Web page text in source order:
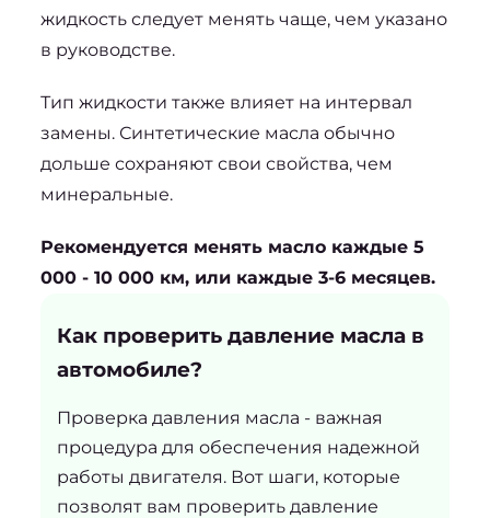
жидкость следует менять чаще, чем указано
в руководстве.
Тип жидкости также влияет на интервал
замены. Синтетические масла обычно
дольше сохраняют свои свойства, чем
минеральные.
Рекомендуется менять масло каждые 5
000 - 10 000 км, или каждые 3-6 месяцев.
Как проверить давление масла в
автомобиле?
Проверка давления масла - важная
процедура для обеспечения надежной
работы двигателя. Вот шаги, которые
позволят вам проверить давление